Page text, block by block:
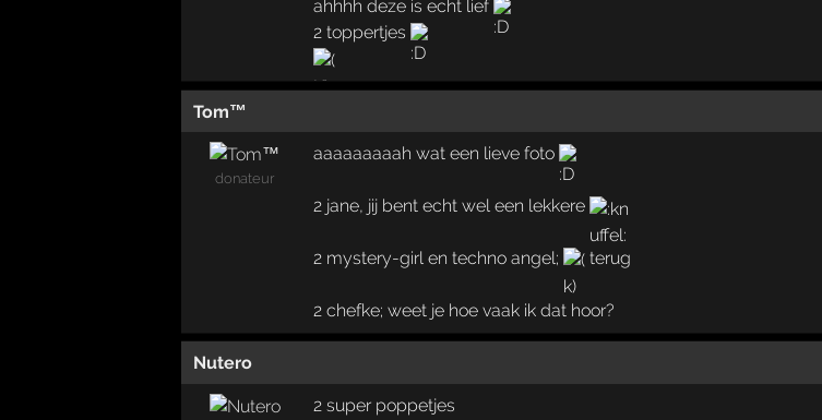
ahhhh deze is echt lief
2 toppertjes
Tom™
donateur
aaaaaaaaah wat een lieve foto
2 jane, jij bent echt wel een lekkere
2 mystery-girl en techno angel; terug
2 chefke; weet je hoe vaak ik dat hoor?
Nutero
2 super poppetjes